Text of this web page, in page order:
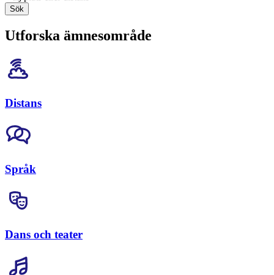
Sök
Utforska ämnesområde
Distans
Språk
Dans och teater